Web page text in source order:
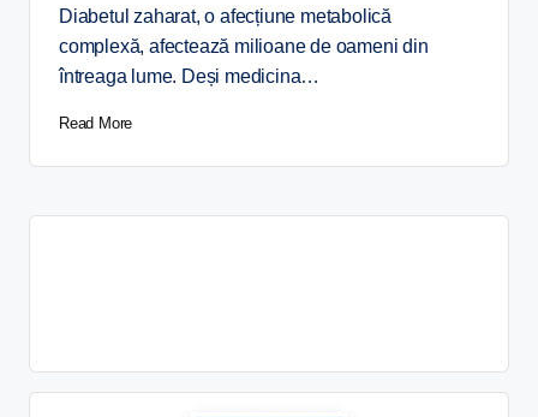
Diabetul zaharat, o afecțiune metabolică
complexă, afectează milioane de oameni din
întreaga lume. Deși medicina…
Read More